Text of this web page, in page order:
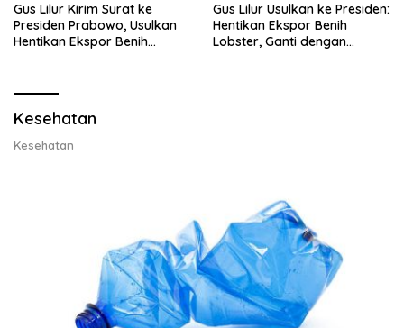
Gus Lilur Kirim Surat ke
Presiden Prabowo, Usulkan
Hentikan Ekspor Benih
Gus Lilur Usulkan ke Presiden:
Hentikan Ekspor Benih
Lobster, Ganti dengan
Kesehatan
Kesehatan